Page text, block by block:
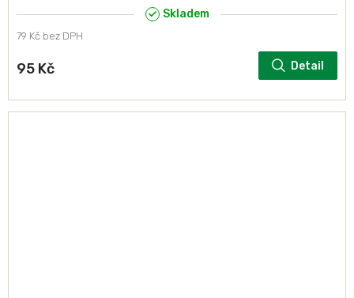
Skladem
79 Kč bez DPH
95 Kč Detail